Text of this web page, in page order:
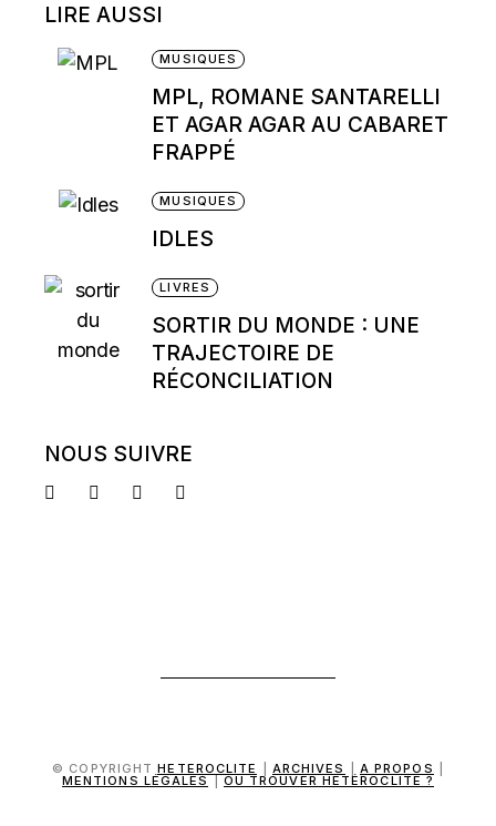
LIRE AUSSI
MUSIQUES
MPL, ROMANE SANTARELLI
ET AGAR AGAR AU CABARET
FRAPPÉ
MUSIQUES
IDLES
LIVRES
SORTIR DU MONDE : UNE
TRAJECTOIRE DE
RÉCONCILIATION
NOUS SUIVRE
© COPYRIGHTHETEROCLITE ARCHIVES A PROPOS
MENTIONS LÉGALES|OÙ TROUVER HÉTÉROCLITE ?